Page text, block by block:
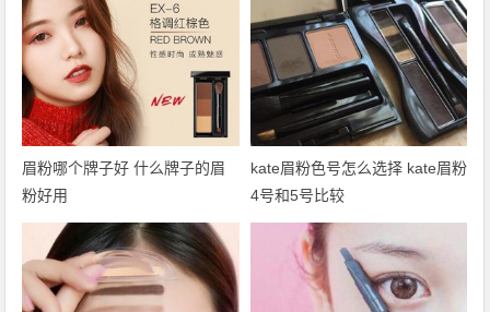
眉粉哪个牌子好 什么牌子的眉
粉好用
kate眉粉色号怎么选择 kate眉粉
4号和5号比较